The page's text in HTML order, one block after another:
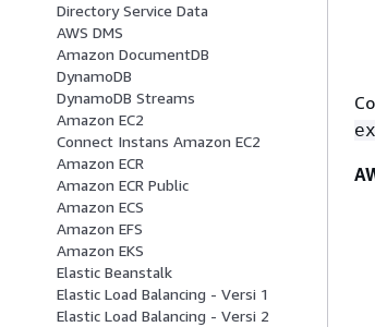
Directory Service Data
AWS DMS
Amazon DocumentDB
DynamoDB
DynamoDB Streams
Amazon EC2
Connect Instans Amazon EC2
Amazon ECR
Amazon ECR Public
Amazon ECS
Amazon EFS
Amazon EKS
Elastic Beanstalk
Elastic Load Balancing - Versi 1
Elastic Load Balancing - Versi 2